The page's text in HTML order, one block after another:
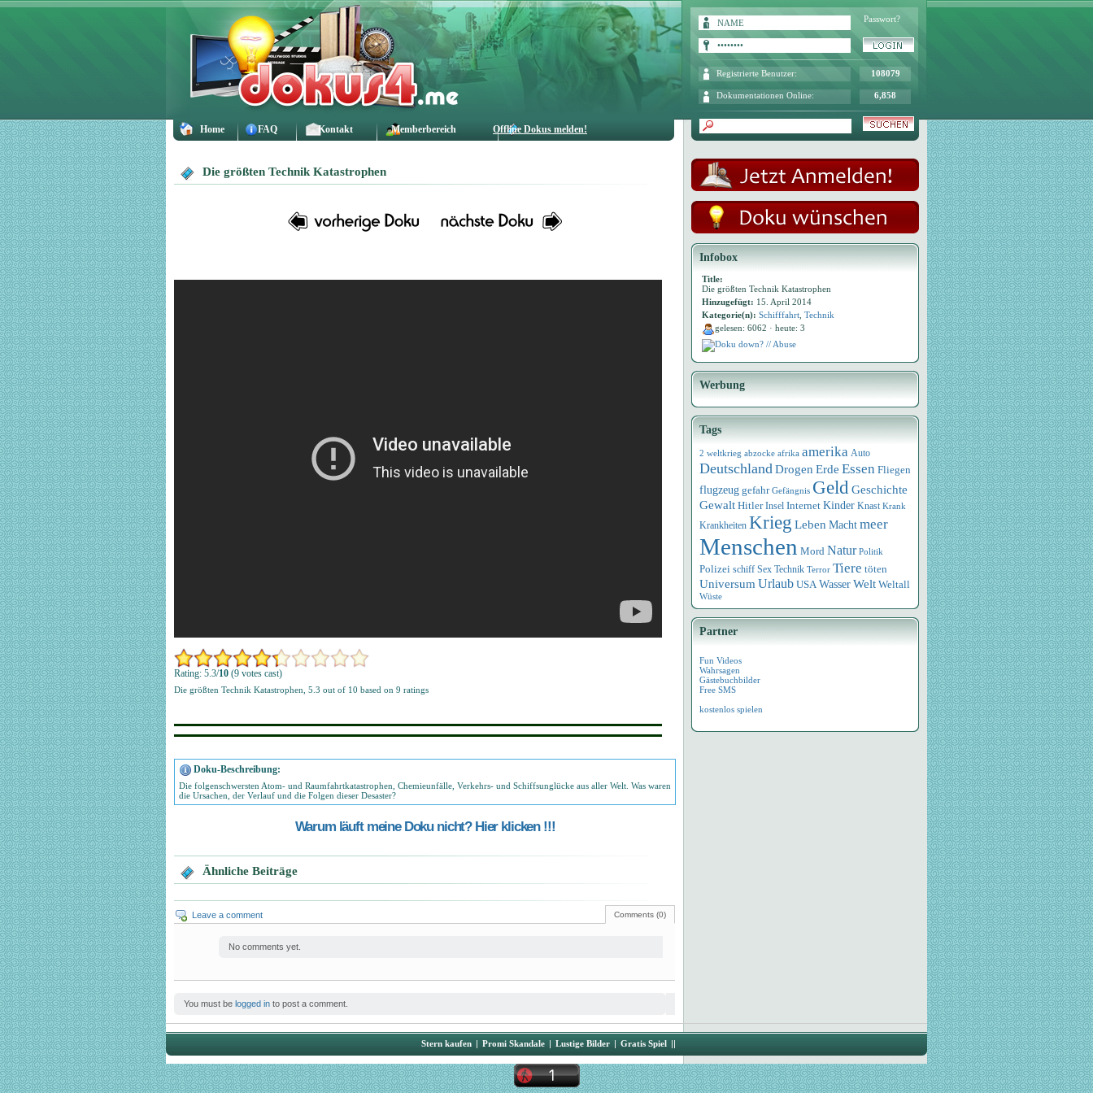
Home FAQ Kontakt Memberbereich Offline Dokus melden!
Passwort?
Registrierte Benutzer: 108079
Dokumentationen Online: 6,858
Die größten Technik Katastrophen
Rating: 5.3/10 (9 votes cast)
Die größten Technik Katastrophen 5.3 out of 10 based on 9 ratings
Doku-Beschreibung:
Die folgenschwersten Atom- und Raumfahrtkatastrophen, Chemieunfälle, Verkehrs- und Schiffsunglücke aus aller Welt. Was waren
die Ursachen, der Verlauf und die Folgen dieser Desaster?
Warum läuft meine Doku nicht? Hier klicken !!!
Ähnliche Beiträge
Comments (0)
Leave a comment
No comments yet.
You must be logged in to post a comment.
Infobox
Title:
Die größten Technik Katastrophen
Hinzugefügt: 15. April 2014
Kategorie(n): Schifffahrt Technik
gelesen: 6062 · heute: 3
Doku down? // Abuse
Werbung
Tags
2 weltkrieg abzocke afrika amerika Auto
DeutschlandDrogen Erde Essen Fliegen
flugzeug gefahr Gefängnis GeldGeschichte
Gewalt Hitler Insel Internet Kinder Knast Krank
Krankheiten Krieg Leben Macht meer
Menschen Mord Natur Politik
Polizei schiff Sex Technik Terror Tiere töten
Universum Urlaub USA WasserWelt Weltall
Wüste
Partner
Fun Videos
Wahrsagen
Gästebuchbilder
Free SMS
kostenlos spielen
Stern kaufen | Promi Skandale | Lustige Bilder | Gratis Spiel ||